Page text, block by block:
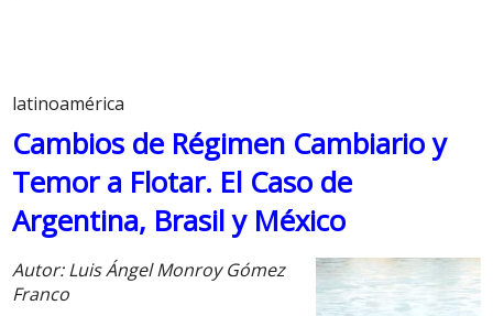
latinoamérica
Cambios de Régimen Cambiario y
Temor a Flotar. El Caso de
Argentina, Brasil y México
Autor: Luis Ángel Monroy Gómez
Franco